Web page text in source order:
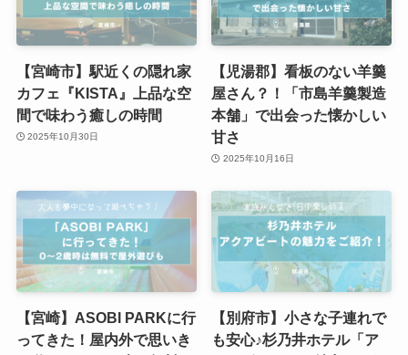
【宮崎市】駅近くの隠れ家
カフェ『KISTA』上品な空
間で味わう癒しの時間
2025年10月30日
【児湯郡】看板のない羊羹
屋さん？！「市島羊羹製造
本舗」で出会った懐かしい
甘さ
2025年10月16日
【宮崎】ASOBI PARKに行
ってきた！屋内外で思いき
【別府市】小さな子連れで
も安心♪杉乃井ホテル「ア